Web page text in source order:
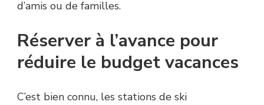
d’amis ou de familles.
Réserver à l’avance pour
réduire le budget vacances
C’est bien connu, les stations de ski